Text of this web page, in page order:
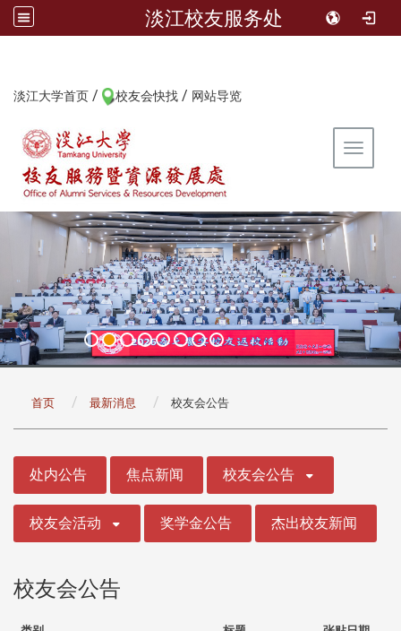
淡江校友服务处
淡江大学首页 / 校友会快找 / 网站导览
Toggle
首页 最新消息 校友会公告
处内公告 焦点新闻 校友会公告
校友会活动 奖学金公告 杰出校友新闻
校友会公告